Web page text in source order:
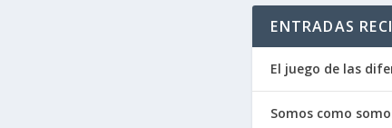
ENTRADAS
El juego de las
Somos como